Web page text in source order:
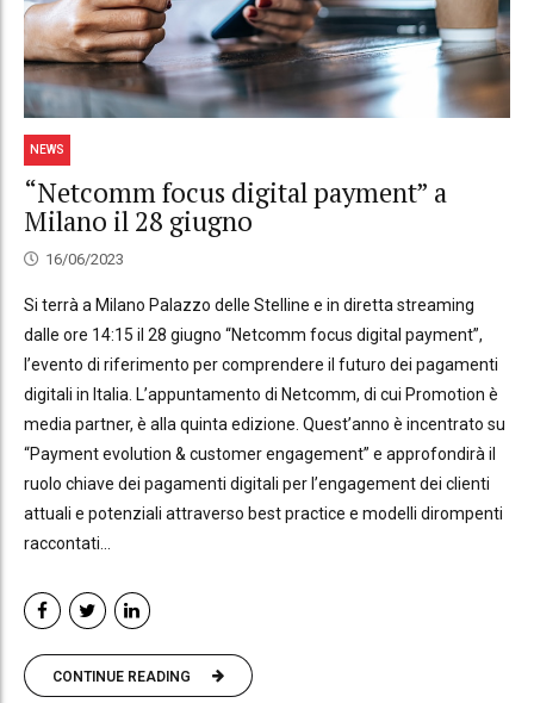
NEWS
“Netcomm focus digital payment” a
Milano il 28 giugno
16/06/2023
Si terrà a Milano Palazzo delle Stelline e in diretta streaming
dalle ore 14:15 il 28 giugno “Netcomm focus digital payment”,
l’evento di riferimento per comprendere il futuro dei pagamenti
digitali in Italia. L’appuntamento di Netcomm, di cui Promotion è
media partner, è alla quinta edizione. Quest’anno è incentrato su
“Payment evolution & customer engagement” e approfondirà il
ruolo chiave dei pagamenti digitali per l’engagement dei clienti
attuali e potenziali attraverso best practice e modelli dirompenti
raccontati...
CONTINUE READING